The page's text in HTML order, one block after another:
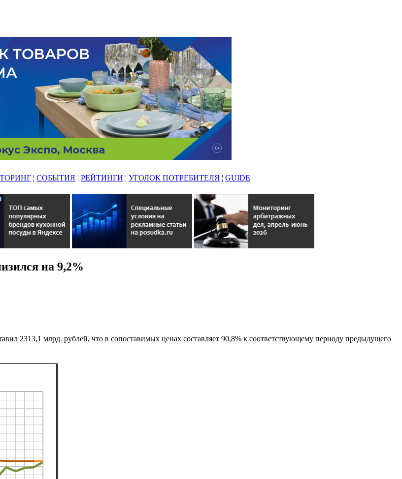
¦ СОБЫТИЯ ¦ РЕЙТИНГИ ¦ УГОЛОК ПОТРЕБИТЕЛЯ ¦ GUIDE
на 9,2%
2313,1 млрд. рублей, что в сопоставимых ценах составляет 90,8% к соответствующему периоду предыдущего